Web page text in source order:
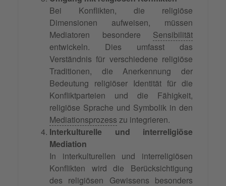
Bei Konflikten, die religiöse
Dimensionen aufweisen, müssen
Mediatoren besondere Sensibilität
entwickeln. Dies umfasst das
Verständnis für verschiedene religiöse
Traditionen, die Anerkennung der
Bedeutung religiöser Identität für die
Konfliktparteien und die Fähigkeit,
religiöse Sprache und Symbolik in den
Mediationsprozess zu integrieren.
Interkulturelle und interreligiöse
Mediation
In interkulturellen und interreligiösen
Konflikten wird die Berücksichtigung
des religiösen Gewissens besonders